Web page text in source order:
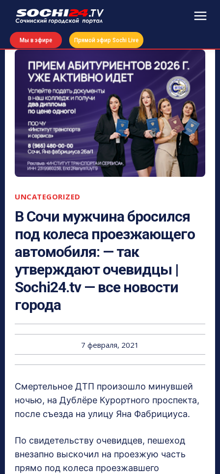
Мы в эфире Прямой эфир Sochi Live
UNCATEGORIZED
В Сочи мужчина бросился
под колеса проезжающего
автомобиля: — так
утверждают очевидцы |
Sochi24.tv — все новости
города
7 февраля, 2021
Смертельное ДТП произошло минувшей
ночью, на Дублёре Курортного проспекта,
после съезда на улицу Яна Фабрициуса.
По свидетельству очевидцев, пешеход
внезапно выскочил на проезжую часть
прямо под колеса проезжавшего